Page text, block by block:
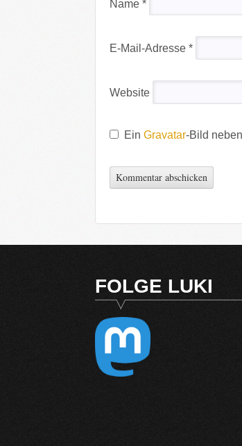
Name *
E-Mail-Adresse *
Website
EinGravatar-Bild
FOLGE LUKI